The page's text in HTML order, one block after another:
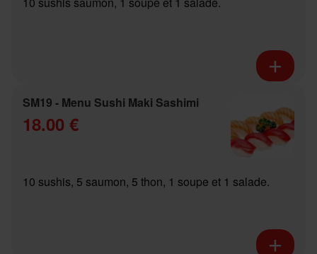
SM19 - Menu Sushi Maki Sashimi
18.00 €
10 sushis, 5 saumon, 5 thon, 1 soupe et 1 salade.